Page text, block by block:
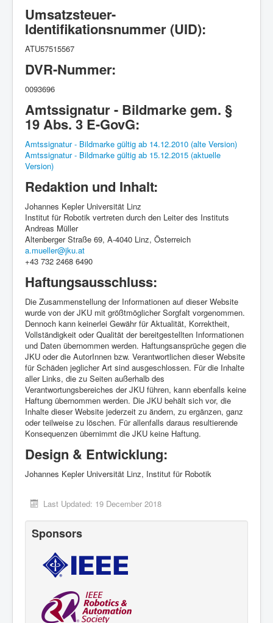
Umsatzsteuer-
Identifikationsnummer (UID):
ATU57515567
DVR-Nummer:
0093696
Amtssignatur - Bildmarke gem. §
19 Abs. 3 E-GovG:
Amtssignatur - Bildmarke gültig ab 14.12.2010 (alte Version)
Amtssignatur - Bildmarke gültig ab 15.12.2015 (aktuelle
Version)
Redaktion und Inhalt:
Johannes Kepler Universität Linz
Institut für Robotik vertreten durch den Leiter des Instituts
Andreas Müller
Altenberger Straße 69, A-4040 Linz, Österreich
a.mueller@jku.at
+43 732 2468 6490
Haftungsausschluss:
Die Zusammenstellung der Informationen auf dieser Website
wurde von der JKU mit größtmöglicher Sorgfalt vorgenommen.
Dennoch kann keinerlei Gewähr für Aktualität, Korrektheit,
Vollständigkeit oder Qualität der bereitgestellten Informationen
und Daten übernommen werden. Haftungsansprüche gegen die
JKU oder die AutorInnen bzw. Verantwortlichen dieser Website
für Schäden jeglicher Art sind ausgeschlossen. Für die Inhalte
aller Links, die zu Seiten außerhalb des
Verantwortungsbereiches der JKU führen, kann ebenfalls keine
Haftung übernommen werden. Die JKU behält sich vor, die
Inhalte dieser Website jederzeit zu ändern, zu ergänzen, ganz
oder teilweise zu löschen. Für allenfalls daraus resultierende
Konsequenzen übernimmt die JKU keine Haftung.
Design & Entwicklung:
Johannes Kepler Universität Linz, Institut für Robotik
Last Updated: 19 December 2018
Sponsors